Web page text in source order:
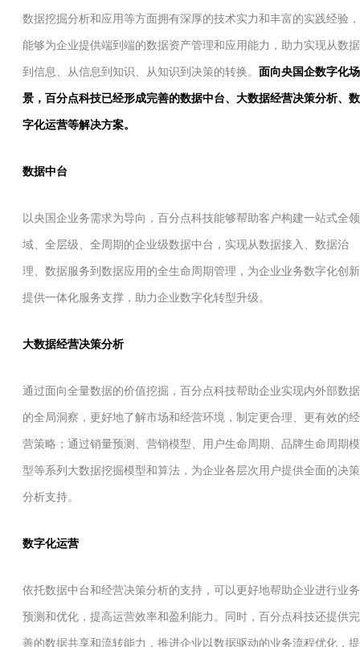
数据挖掘分析和应用等方面拥有深厚的技术实力和丰富的实践经验，
能够为企业提供端到端的数据资产管理和应用能力，助力实现从数据
到信息、从信息到知识、从知识到决策的转换。 面向央国企数字化场
景， 百分点科技已经形成完善的数据中台、大数据经营决策分析、数
字化运营等解决方案。
数据中台
以央国企业务需求为导向，百分点科技能够帮助客户构建一站式全领
域、全层级、全周期的企业级数据中台，实现从数据接入、数据治
理、数据服务到数据应用的全生命周期管理，为企业业务数字化创新
提供一体化服务支撑，助力企业数字化转型升级。
大数据经营决策分析
通过面向全量数据的价值挖掘，百分点科技帮助企业实现内外部数据
的全局洞察，更好地了解市场和经营环境，制定更合理、更有效的经
营策略；通过销量预测、营销模型、用户生命周期、品牌生命周期模
型等系列大数据挖掘模型和算法，为企业各层次用户提供全面的决策
分析支持。
数字化运营
依托数据中台和经营决策分析的支持，可以更好地帮助企业进行业务
预测和优化，提高运营效率和盈利能力。同时，百分点科技还提供完
善的数据共享和流转能力，推进企业以数据驱动的业务流程优化，提